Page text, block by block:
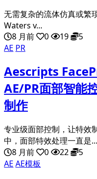
无需复杂的流体仿真或繁
Waters v...
8 月前
0 19
5
AE PR
Aescripts
AE/PR面部智能
制作
专业级面部控制，让特效
中，面部特效处理一直是...
8 月前
0 22
5
AE AE模板